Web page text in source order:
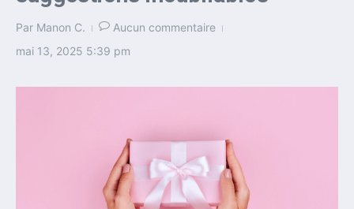
Par Manon C.
Aucun commentaire
mai 13, 2025 5:39 pm